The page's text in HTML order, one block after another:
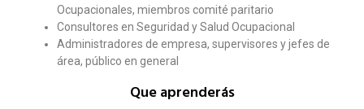
Ocupacionales, miembros comité paritario
Consultores en Seguridad y Salud Ocupacional
Administradores de empresa, supervisores y jefes de
área, público en general
Que aprenderás